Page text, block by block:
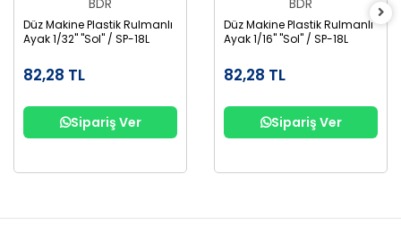
Düz Makine Plastik Rulmanlı
Ayak 1/32" "Sol" / SP-18L
82,28 TL
Sipariş Ver
Düz Makine Plastik Rulmanlı
Ayak 1/16" "Sol" / SP-18L
82,28 TL
Sipariş Ver